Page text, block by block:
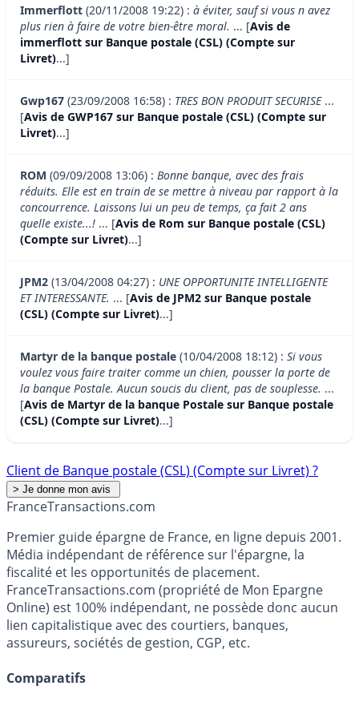
Immerflott (20/11/2008 19:22) : à éviter, sauf si vous n avez
plus rien à faire de votre bien-être moral. ... [Avis de
immerflott sur Banque postale (CSL) (Compte sur
Livret)...]
Gwp167 (23/09/2008 16:58) : TRES BON PRODUIT SECURISE...
[Avis de GWP167 sur Banque postale (CSL) (Compte sur
Livret)...]
ROM (09/09/2008 13:06) : Bonne banque, avec des frais
réduits. Elle est en train de se mettre à niveau par rapport à la
concourrence. Laissons lui un peu de temps, ça fait 2 ans
quelle existe...! ... [Avis de Rom sur Banque postale (CSL)
(Compte sur Livret)...]
JPM2 (13/04/2008 04:27) : UNE OPPORTUNITE INTELLIGENTE
ET INTERESSANTE. ... [Avis de JPM2 sur Banque postale
(CSL) (Compte sur Livret)...]
Martyr de la banque postale (10/04/2008 18:12) : Si vous
voulez vous faire traiter comme un chien, pousser la porte de
la banque Postale. Aucun soucis du client, pas de souplesse. ...
[Avis de Martyr de la banque Postale sur Banque postale
(CSL) (Compte sur Livret)...]
Client de Banque postale (CSL) (Compte sur Livret) ?
FranceTransactions.com
Premier guide épargne de France, en ligne depuis 2001.
Média indépendant de référence sur l'épargne, la
fiscalité et les opportunités de placement.
FranceTransactions.com (propriété de Mon Epargne
Online) est 100% indépendant, ne possède donc aucun
lien capitalistique avec des courtiers, banques,
assureurs, sociétés de gestion, CGP, etc.
Comparatifs